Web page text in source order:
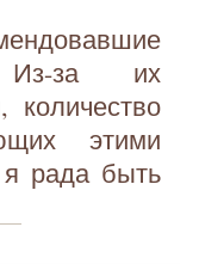
Из-за их
количество
этими
рада быть